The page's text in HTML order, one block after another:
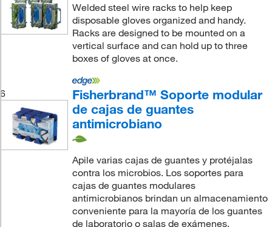
Welded steel wire racks to help keep
disposable gloves organized and handy.
Racks are designed to be mounted on a
vertical surface and can hold up to three
boxes of gloves at once.
6
Fisherbrand™ Soporte modular
de cajas de guantes
antimicrobiano
Apile varias cajas de guantes y protéjalas
contra los microbios. Los soportes para
cajas de guantes modulares
antimicrobianos brindan un almacenamiento
conveniente para la mayoría de los guantes
de laboratorio o salas de exámenes.